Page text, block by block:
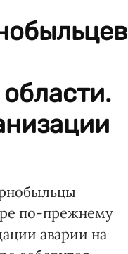
по-прежнему
аварии на